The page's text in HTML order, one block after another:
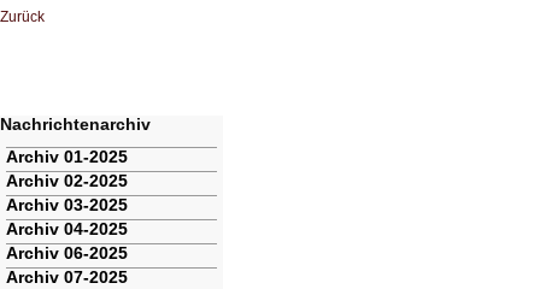
Zurück
Nachrichtenarchiv
Navigation
überspringen
Archiv 01-2025
Archiv 02-2025
Archiv 03-2025
Archiv 04-2025
Archiv 06-2025
Archiv 07-2025